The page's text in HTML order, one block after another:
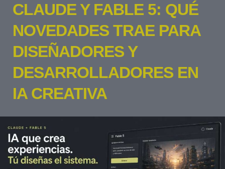
CLAUDE Y FABLE 5: QUÉ
NOVEDADES TRAE PARA
DISEÑADORES Y
DESARROLLADORES EN
IA CREATIVA